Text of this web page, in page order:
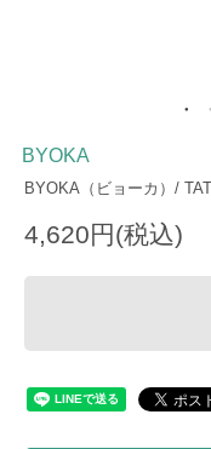
BYOKA
BYOKA（ビョーカ）/
4,620円(税込)